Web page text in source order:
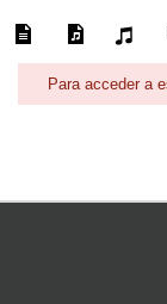
Para acceder a